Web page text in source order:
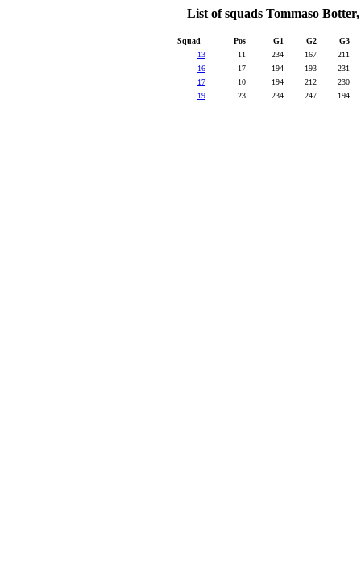
List of squads Tommaso
Squad Pos G1 G2
G3
13
11 234 167
211
16
17 194 193
231
17
10 194 212
230
19
23 234 247 194